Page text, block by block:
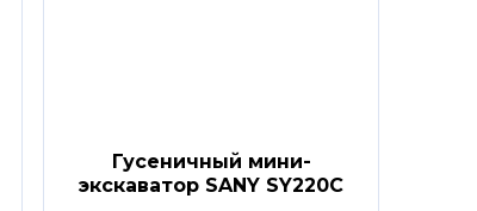
Гусеничный мини-
экскаватор SANY SY220C